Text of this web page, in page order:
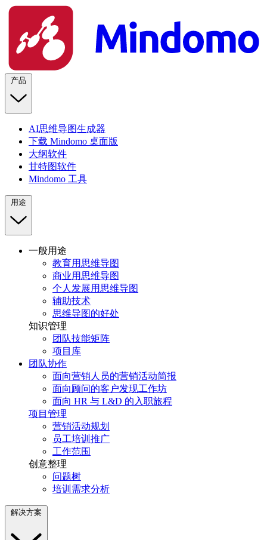
产品
AI思维导图生成器
下载 Mindomo 桌面版
大纲软件
甘特图软件
Mindomo 工具
用途
一般用途
教育用思维导图
商业用思维导图
个人发展用思维导图
辅助技术
思维导图的好处
知识管理
团队技能矩阵
项目库
团队协作
面向营销人员的营销活动简报
面向顾问的客户发现工作坊
面向 HR 与 L&D 的入职旅程
项目管理
营销活动规划
员工培训推广
工作范围
创意整理
问题树
培训需求分析
解决方案